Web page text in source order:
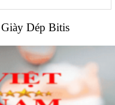
Dép Bitis